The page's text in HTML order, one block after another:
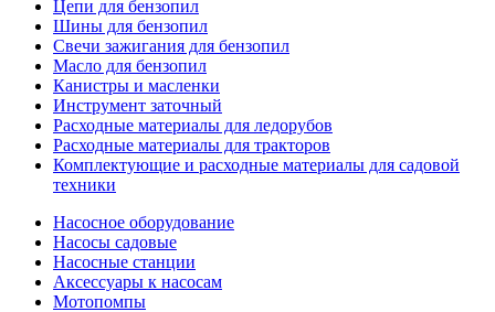
Цепи для бензопил
Шины для бензопил
Свечи зажигания для бензопил
Масло для бензопил
Канистры и масленки
Инструмент заточный
Расходные материалы для ледорубов
Расходные материалы для тракторов
Комплектующие и расходные материалы для садовой
техники
Насосное оборудование
Насосы садовые
Насосные станции
Аксессуары к насосам
Мотопомпы